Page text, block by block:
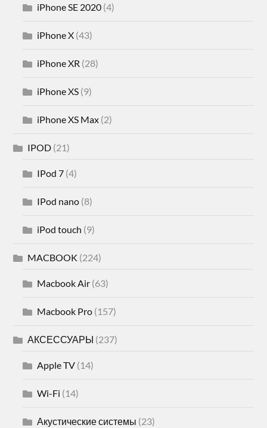
iPhone SE 2020 (4)
iPhone X (43)
iPhone XR (28)
iPhone XS (9)
iPhone XS Max (2)
IPOD (21)
IPod 7 (4)
IPod nano (8)
iPod touch (9)
MACBOOK (224)
Macbook Air (63)
Macbook Pro (157)
АКСЕССУАРЫ (237)
Apple TV (14)
Wi-Fi (14)
Акустические системы (23)